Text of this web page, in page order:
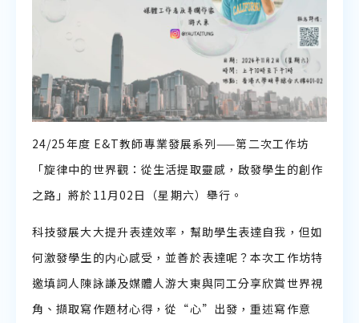
24/25年度 E&T教師專業發展系列——第二次工作坊
「旋律中的世界觀：從生活提取靈感，啟發學生的創作
之路」將於11月02日（星期六）舉行。
科技發展大大提升表達效率，幫助學生表達自我，但如
何激發學生的内心感受，並善於表達呢？本次工作坊特
邀填詞人陳詠謙及媒體人游大東與同工分享欣賞世界視
角、擷取寫作題材心得，從“心”出發，重述寫作意